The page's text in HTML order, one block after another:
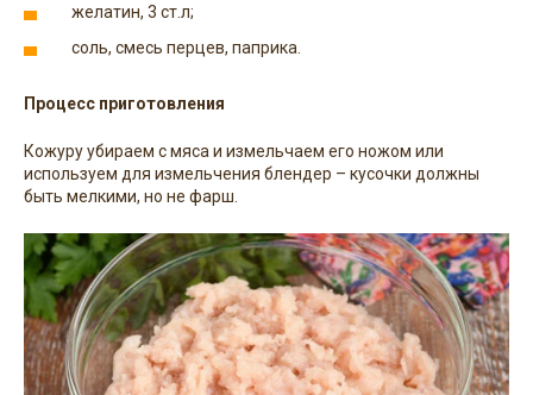
желатин, 3 ст.л;
соль, смесь перцев, паприка.
Процесс приготовления
Кожуру убираем с мяса и измельчаем его ножом или
используем для измельчения блендер – кусочки должны
быть мелкими, но не фарш.